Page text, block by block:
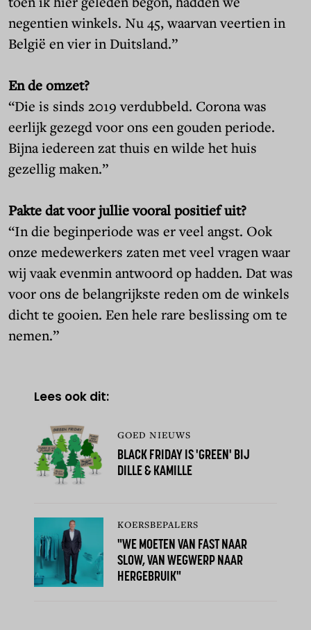
negentien winkels. Nu 45, waarvan veertien in
België en vier in Duitsland.”
En de omzet?
“Die is sinds 2019 verdubbeld. Corona was
eerlijk gezegd voor ons een gouden periode.
Bijna iedereen zat thuis en wilde het huis
gezellig maken.”
Pakte dat voor jullie vooral positief uit?
“In die beginperiode was er veel angst. Ook
onze medewerkers zaten met veel vragen waar
wij vaak evenmin antwoord op hadden. Dat was
voor ons de belangrijkste reden om de winkels
dicht te gooien. Een hele rare beslissing om te
nemen.”
Lees ook dit:
GOED NIEUWS
BLACK FRIDAY IS 'GREEN' BIJ
DILLE & KAMILLE
KOERSBEPALERS
"WE MOETEN VAN FAST NAAR
SLOW, VAN WEGWERP NAAR
HERGEBRUIK"